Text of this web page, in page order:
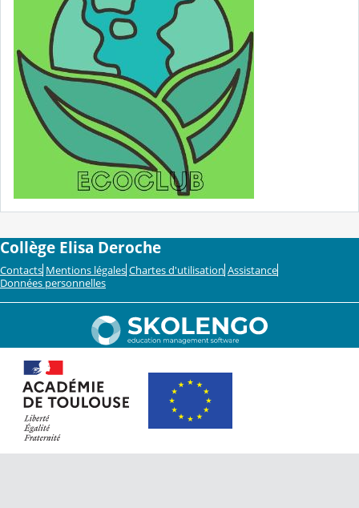
Collège Elisa Deroche
Contacts Mentions légales Chartes d'utilisation Assistance
Données personnelles